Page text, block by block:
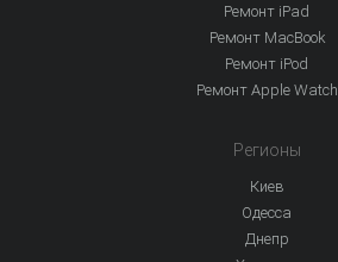
Ремонт iPad
Ремонт MacBook
Ремонт iPod
Ремонт Apple Watch
Регионы
Киев
Одесса
Днепр